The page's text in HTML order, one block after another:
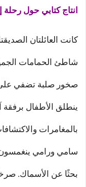
انتاج كتابي حول
كانت العائلتان
شاطئ الحمامات
صخور صلبة تضفي على
ينطلق الأطفال برفقة
بالمغامرات
سامي ورامي
بحثًا عن الأسماك.